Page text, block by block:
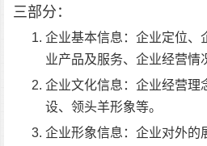
三部分：
企业基本信息：企业定位、
业产品及服务、企业经营情
企业文化信息：企业经营理
设、领头羊形象等。
企业形象信息：企业对外的